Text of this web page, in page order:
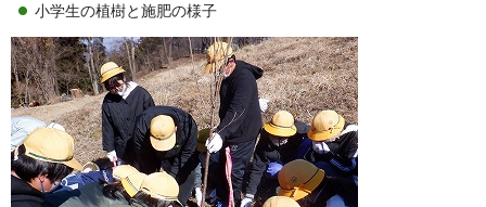
小学生の植樹と施肥の様子